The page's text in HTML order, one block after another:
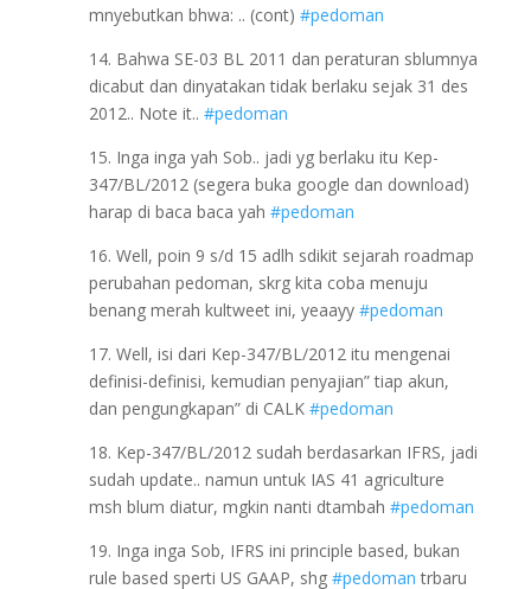
mnyebutkan bhwa: .. (cont) #pedoman
14. Bahwa SE-03 BL 2011 dan peraturan sblumnya
dicabut dan dinyatakan tidak berlaku sejak 31 des
2012.. Note it.. #pedoman
15. Inga inga yah Sob.. jadi yg berlaku itu Kep-
347/BL/2012 (segera buka google dan download)
harap di baca baca yah #pedoman
16. Well, poin 9 s/d 15 adlh sdikit sejarah roadmap
perubahan pedoman, skrg kita coba menuju
benang merah kultweet ini, yeaayy #pedoman
17. Well, isi dari Kep-347/BL/2012 itu mengenai
definisi-definisi, kemudian penyajian” tiap akun,
dan pengungkapan” di CALK #pedoman
18. Kep-347/BL/2012 sudah berdasarkan IFRS, jadi
sudah update.. namun untuk IAS 41 agriculture
msh blum diatur, mgkin nanti dtambah #pedoman
19. Inga inga Sob, IFRS ini principle based, bukan
rule based sperti US GAAP, shg #pedoman trbaru